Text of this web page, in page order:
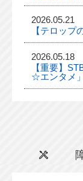
2026.05.21
【テロップ
2026.05.18
【重要】
☆エンタメ